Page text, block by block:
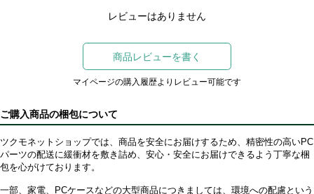
レビューはありません
商品レビューを書く
マイページの購入履歴よりレビュー可能です
ご購入商品の梱包について
ツクモネットショップでは、商品を安全にお届けするため、精密性の高いPC
パーツの配送に緩衝材を敷き詰め、安心・安全にお届けできるよう丁寧な梱
包を心がけております。
一部、家電、PCケースなどの大型商品につきましては、環境への配慮という